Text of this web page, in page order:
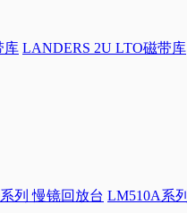
库 LANDERS 2U LTO磁带库
列 慢镜回放台 LM510A系列